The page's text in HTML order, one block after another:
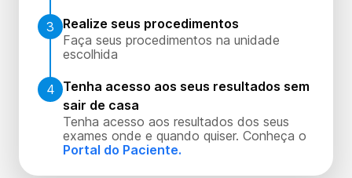
3
Realize seus procedimentos
Faça seus procedimentos na unidade
escolhida
4 Tenha acesso aos seus resultados sem
sair de casa
Tenha acesso aos resultados dos seus
exames onde e quando quiser. Conheça o
Portal do Paciente.